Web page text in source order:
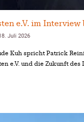
e.V. im Interview
Juli 2026
Kuh spricht Patrick
e.V. und die Zukunft des